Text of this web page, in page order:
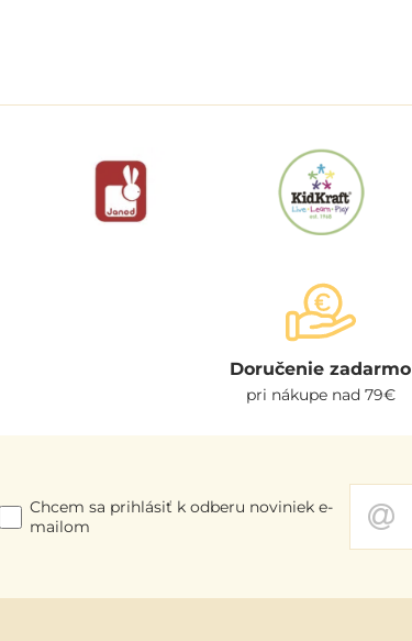
Doručenie zadarmo
pri nákupe nad 79€
Chcem sa prihlásiť k odberu noviniek e-
mailom